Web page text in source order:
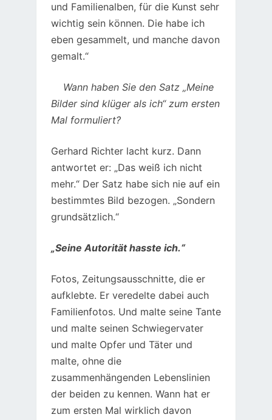
und Familienalben, für die Kunst sehr
wichtig sein können. Die habe ich
eben gesammelt, und manche davon
gemalt.“
Wann haben Sie den Satz „Meine
Bilder sind klüger als ich“ zum ersten
Mal formuliert?
Gerhard Richter lacht kurz. Dann
antwortet er: „Das weiß ich nicht
mehr.“ Der Satz habe sich nie auf ein
bestimmtes Bild bezogen. „Sondern
grundsätzlich.“
„Seine Autorität hasste ich.“
Fotos, Zeitungsausschnitte, die er
aufklebte. Er veredelte dabei auch
Familienfotos. Und malte seine Tante
und malte seinen Schwiegervater
und malte Opfer und Täter und
malte, ohne die
zusammenhängenden Lebenslinien
der beiden zu kennen. Wann hat er
zum ersten Mal wirklich davon